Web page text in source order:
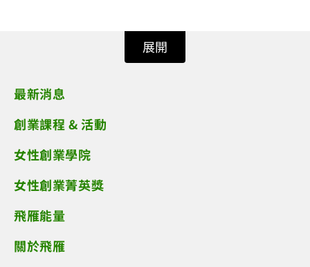
展開
最新消息
創業課程 & 活動
女性創業學院
女性創業菁英獎
飛雁能量
關於飛雁